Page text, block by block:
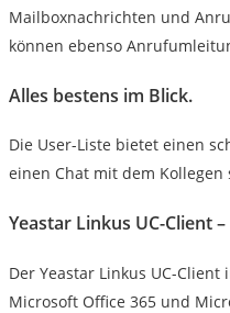
Mailboxnachrichten und
können ebenso
Alles bestens im Blick.
Die User-Liste bietet einen
einen Chat mit dem
Yeastar Linkus UC-Client
Der Yeastar Linkus UC-
Microsoft Office 365 und